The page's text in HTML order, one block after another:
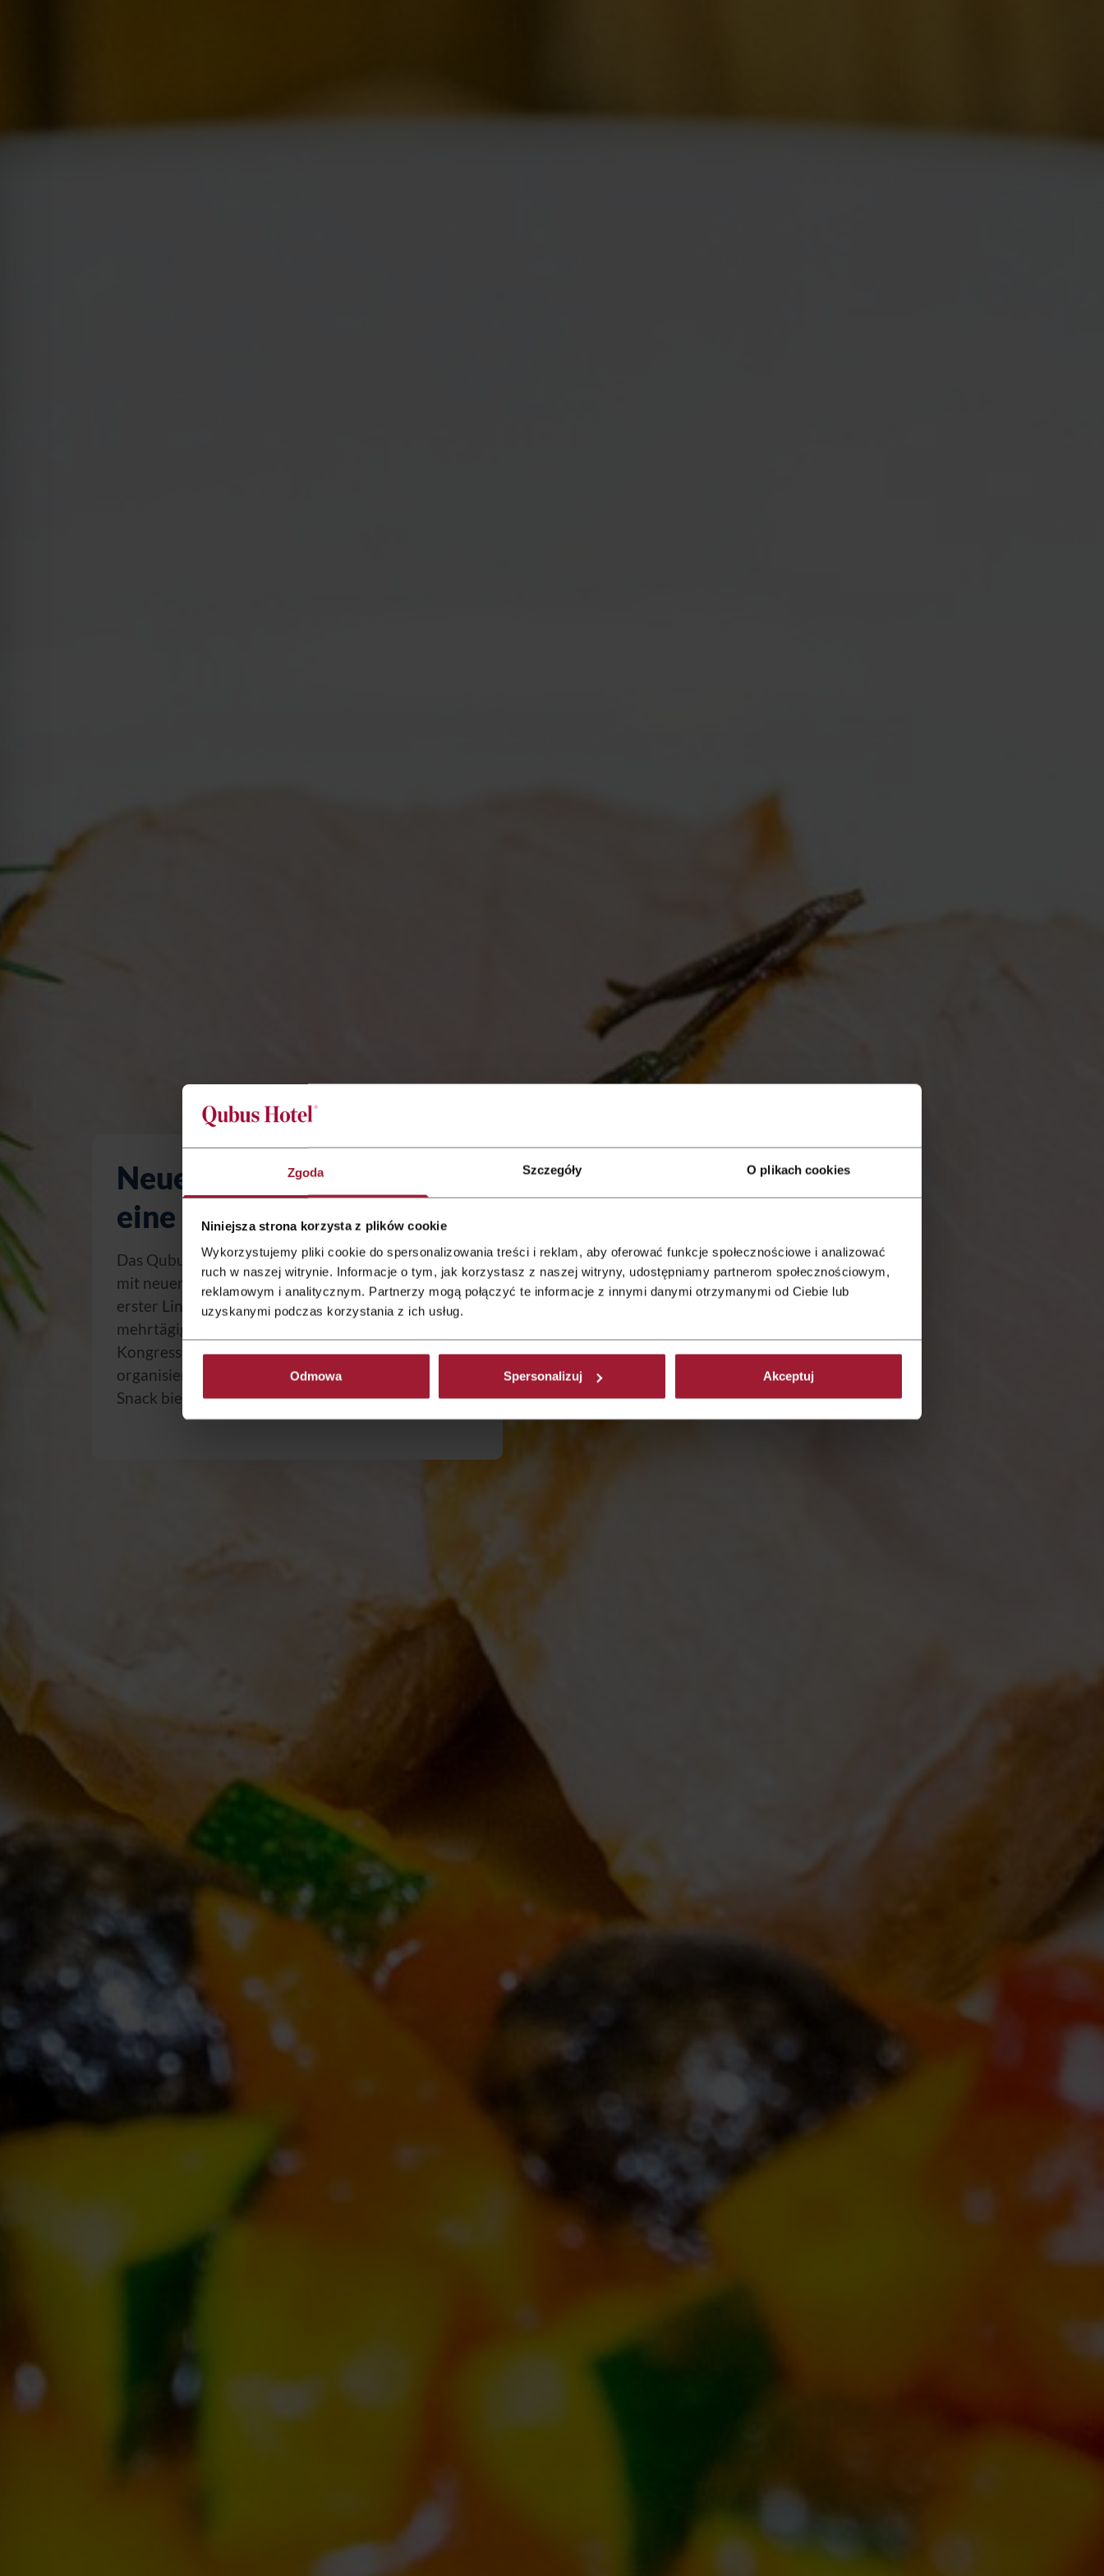
Zgoda Szczegóły O plikach cookies
Niniejsza strona korzysta z plików cookie
Wykorzystujemy pliki cookie do spersonalizowania treści i reklam, aby oferować funkcje społecznościowe i analizować
ruch w naszej witrynie. Informacje o tym, jak korzystasz z naszej witryny, udostępniamy partnerom społecznościowym,
reklamowym i analitycznym. Partnerzy mogą połączyć te informacje z innymi danymi otrzymanymi od Ciebie lub
uzyskanymi podczas korzystania z ich usług.
Odmowa Spersonalizuj Akceptuj
Neue Lunches perfekt für
eine Konferenz
Das Qubus Hotel-Konferenzangebot bereichern wir
mit neuen Lunchpausen. Das Angebot richtet sich in
erster Linie an Unternehmen, die ganztägige oder
mehrtägige Konferenzen, Schulungen, Workshops,
Kongresse, Seminare, Debatten oder Vorträge
organisieren und ihren Gästen einen einzigartigen
Snack bieten möchten.